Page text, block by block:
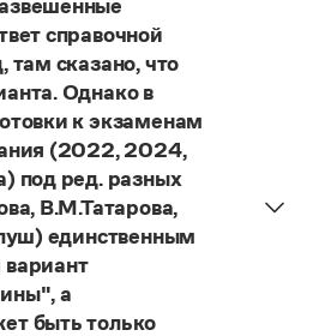
государственного
и пунктуации
курс
языке
терминов
и пунктуации
справочной
сказано, что
Однако в
к экзаменам
(2022, 2024,
под ред. разных
В.М.Татарова,
единственным
а
быть только